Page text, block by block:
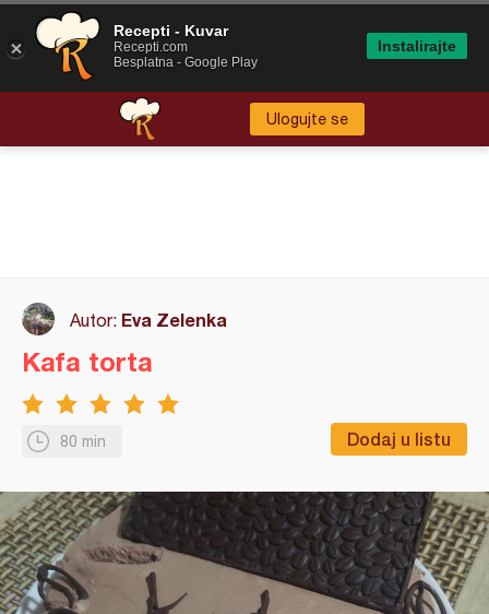
Ulogujte se
Autor: Eva Zelenka
80 min Dodaj u listu
Kafa torta
Recepti - Kuvar
Recepti.com
Besplatna - Google Play
Instalirajte